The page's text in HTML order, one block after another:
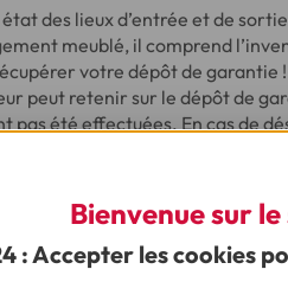
des lieux d’entrée et de
meublé, il comprend
votre dépôt de garantie
peut retenir sur le dépôt de
pas été effectuées. En cas de
Bienvenue sur
: Accepter les cookies